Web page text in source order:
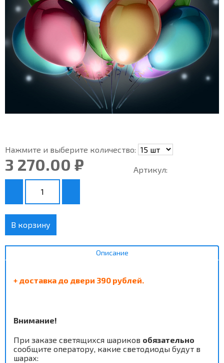
Нажмите и выберите количество:
3 270.00 ₽ Артикул:
В корзину
Описание
+ доставка до двери 390 рублей.
Внимание!
При заказе светящихся шариков обязательно
сообщите оператору, какие светодиоды будут в
шарах: